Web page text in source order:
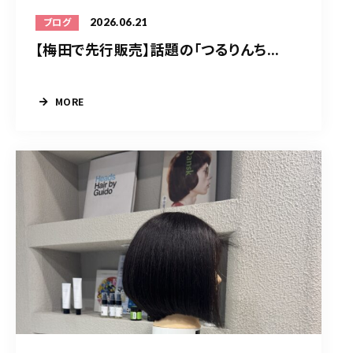
ブログ 2026.06.21
【梅田で先行販売】話題の「つるりんち...
MORE